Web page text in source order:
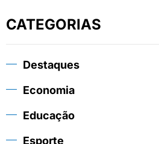
CATEGORIAS
Destaques
Economia
Educação
Esporte